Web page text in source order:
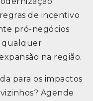
de incentivo
pró-negócios
qualquer
na região.
para os impactos
Agende